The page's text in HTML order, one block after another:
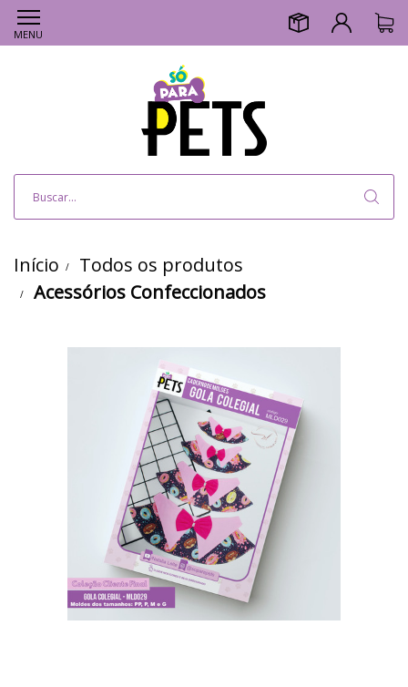
MENU
Início
Todos os produtos
Acessórios Confeccionados